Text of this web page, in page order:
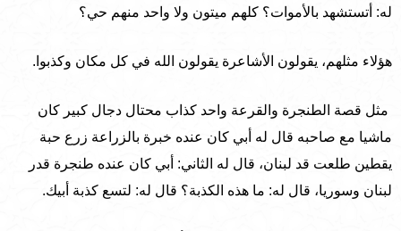
له: أتستشهد بالأموات؟ كلهم ميتون ولا واحد منهم حي؟
هؤلاء مثلهم، يقولون الأشاعرة يقولون الله في كل مكان وكذبوا.
مثل قصة الطنجرة والقرعة واحد كذاب محتال دجال كبير كان
ماشيا مع صاحبه قال له أبي كان عنده خبرة بالزراعة زرع حبة
يقطين طلعت قد لبنان، قال له الثاني: أبي كان عنده طنجرة قدر
لبنان وسوريا، قال له: ما هذه الكذبة؟ قال له: لتسع كذبة أبيك.